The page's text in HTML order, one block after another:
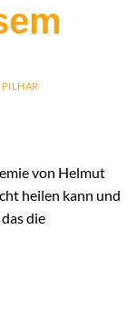
von Helmut
heilen kann und
die